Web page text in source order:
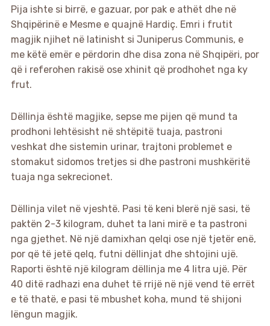
Pija ishte si birrë, e gazuar, por pak e athët dhe në
Shqipërinë e Mesme e quajnë Hardiç. Emri i frutit
magjik njihet në latinisht si Juniperus Communis, e
me këtë emër e përdorin dhe disa zona në Shqipëri, por
që i referohen rakisë ose xhinit që prodhohet nga ky
frut.
Dëllinja është magjike, sepse me pijen që mund ta
prodhoni lehtësisht në shtëpitë tuaja, pastroni
veshkat dhe sistemin urinar, trajtoni problemet e
stomakut sidomos tretjes si dhe pastroni mushkëritë
tuaja nga sekrecionet.
Dëllinja vilet në vjeshtë. Pasi të keni blerë një sasi, të
paktën 2-3 kilogram, duhet ta lani mirë e ta pastroni
nga gjethet. Në një damixhan qelqi ose një tjetër enë,
por që të jetë qelq, futni dëllinjat dhe shtojini ujë.
Raporti është një kilogram dëllinja me 4 litra ujë. Për
40 ditë radhazi ena duhet të rrijë në një vend të errët
e të thatë, e pasi të mbushet koha, mund të shijoni
lëngun magjik.